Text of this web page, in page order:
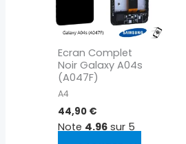
Ecran Complet
Noir Galaxy A04s
(A047F)
A4
44,90 €
Note 4.96sur 5